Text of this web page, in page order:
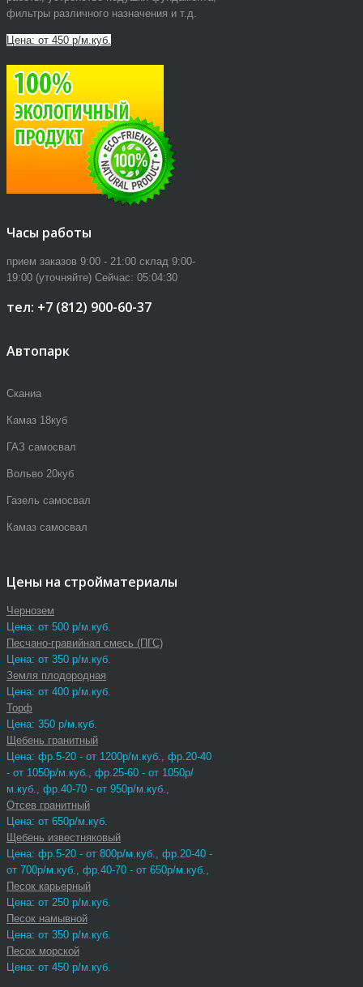
фильтры различного назначения и т.д.
Цена: от 450 р/м.куб.
Часы работы
прием заказов 9:00 - 21:00 склад 9:00-
19:00 (уточняйте) Сейчас: 05:04:30
тел: +7 (812) 900-60-37
Автопарк
Сканиа
Камаз 18куб
ГАЗ самосвал
Вольво 20куб
Газель самосвал
Камаз самосвал
Цены на стройматериалы
Чернозем
Цена: от 500 р/м.куб.
Песчано-гравийная смесь (ПГС)
Цена: от 350 р/м.куб.
Земля плодородная
Цена: от 400 р/м.куб.
Торф
Цена: 350 р/м.куб.
Щебень гранитный
Цена: фр.5-20 - от 1200р/м.куб., фр.20-40
- от 1050р/м.куб., фр.25-60 - от 1050р/
м.куб., фр.40-70 - от 950р/м.куб.,
Отсев гранитный
Цена: от 650р/м.куб.
Щебень известняковый
Цена: фр.5-20 - от 800р/м.куб., фр.20-40 -
от 700р/м.куб., фр.40-70 - от 650р/м.куб.,
Песок карьерный
Цена: от 250 р/м.куб.
Песок намывной
Цена: от 350 р/м.куб.
Песок морской
Цена: от 450 р/м.куб.